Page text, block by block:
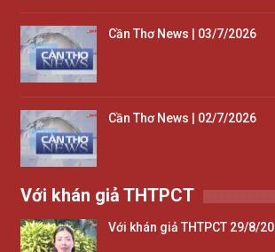
Cần Thơ News | 03/7/2026
Cần Thơ News | 02/7/2026
Với khán giả THTPCT
Với khán giả THTPCT 29/8/